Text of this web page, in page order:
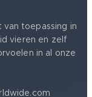
van toepassing in
vieren en zelf
in al onze